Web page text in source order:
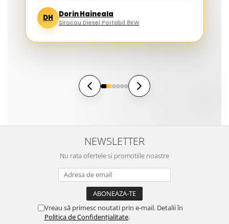
DH Dorin Haineala
Sirocou Diesel Portabil 8KW
NEWSLETTER
Nu rata ofertele si promotiile noastre
Vreau să primesc noutati prin e-mail. Detalii în
Politica de Confidențialitate.